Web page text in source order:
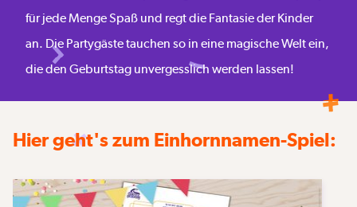
für jede Menge Spaß und regt die Fantasie der Kinder
an. Die Partygäste tauchen so in eine magische Welt ein,
die den Geburtstag unvergesslich werden lassen!
Hier geht's zum Einhornnamen-Spiel: